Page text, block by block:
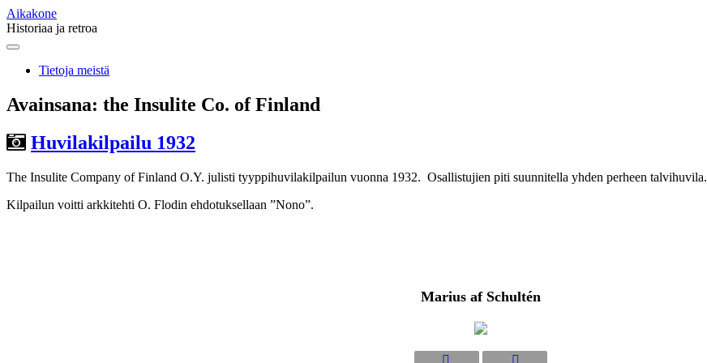
Aikakone
Historiaa ja retroa
Main
Skip
contentTietoja meistä
Avainsana: the Insulite Co. of Finland
Huvilakilpailu 1932
The Insulite Company of Finland O.Y. julisti tyyppihuvilakilpailun vuonna 1932. Osallistujien piti suunnitella yhden perheen talvihuvila.
Kilpailun voitti arkkitehti O. Flodin ehdotuksellaan ”Nono”.
Marius af Schultén